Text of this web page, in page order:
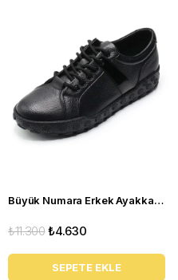
Büyük Numara Erkek Ayakkabı GOM6166 Siyah
₺4.630
₺11.300
SEPETE EKLE